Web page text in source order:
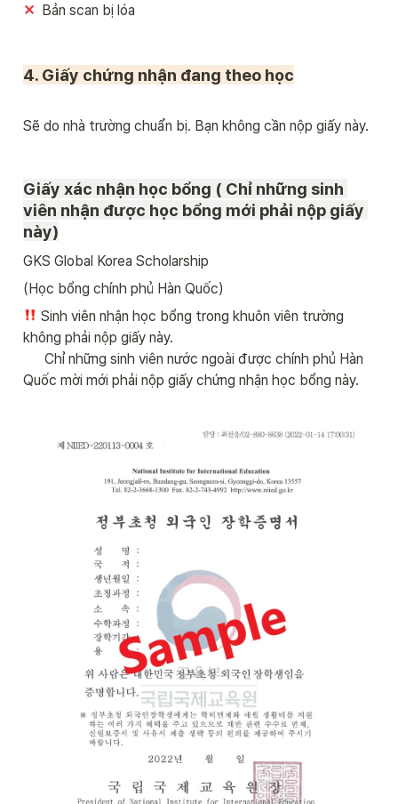
✕ Bản scan bị lóa
4. Giấy chứng nhận đang theo học
Sẽ do nhà trường chuẩn bị. Bạn không cần nộp giấy này.
Giấy xác nhận học bổng ( Chỉ những sinh
viên nhận được học bổng mới phải nộp giấy
này)
GKS Global Korea Scholarship
(Học bổng chính phủ Hàn Quốc)
Sinh viên nhận học bổng trong khuôn viên trường
không phải nộp giấy này.
Quốc mời mới phải nộp giấy chứng nhận học bổng này.